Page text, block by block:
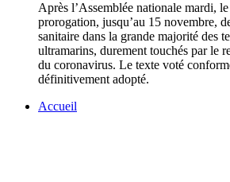
Après l’Assemblée nationale mardi,
prorogation, jusqu’au 15 novembre,
sanitaire dans la grande majorité des
ultramarins, durement touchés par le
du coronavirus. Le texte voté
définitivement adopté.
Accueil